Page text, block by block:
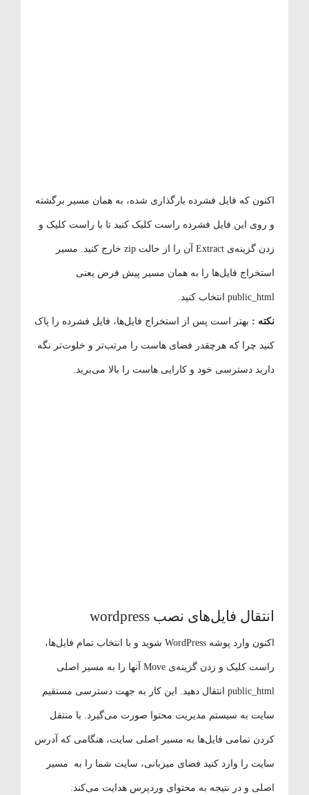
اکنون که فایل فشرده بارگذاری شده، به همان مسیر برگشته
و روی این فایل فشرده راست کلیک کنید تا با راست کلیک و
زدن گزینه‌ی Extract آن را از حالت zip خارج کنید. مسیر
استخراج فایل‌ها را به همان مسیر پیش فرض یعنی
public_html انتخاب کنید.
نکته :بهتر است پس از استخراج فایل‌ها، فایل فشرده را پاک
کنید چرا که هرچقدر فضای هاست را مرتب‌تر و خلوت‌تر نگه
دارید دسترسی خود و کارایی هاست را بالا می‌برید.
انتقال فایل‌های نصب wordpress
اکنون وارد پوشه WordPress شوید و با انتخاب تمام فایل‌ها،
راست کلیک و زدن گزینه‌ی Move آنها را به مسیر اصلی
public_html انتقال دهید. این کار به جهت دسترسی مستقیم
سایت به سیستم مدیریت محتوا صورت می‌گیرد. با منتقل
کردن تمامی فایل‌ها به مسیر اصلی سایت، هنگامی که آدرس
سایت را وارد کنید فضای میزبانی، سایت شما را به مسیر
اصلی و در نتیجه به محتوای وردپرس هدایت می‌کند.